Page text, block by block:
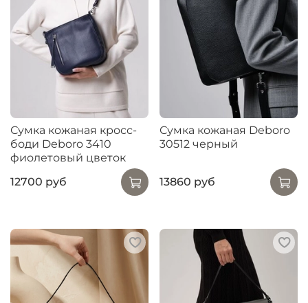
Сумка кожаная кросс-
боди Deboro 3410
фиолетовый цветок
12700 руб
Сумка кожаная Deboro
30512 черный
13860 руб